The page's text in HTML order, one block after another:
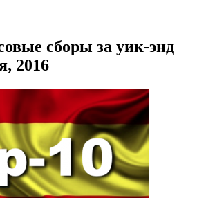
сборы за уик-энд
2016